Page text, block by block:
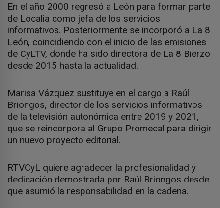
En el año 2000 regresó a León para formar parte
de Localia como jefa de los servicios
informativos. Posteriormente se incorporó a La 8
León, coincidiendo con el inicio de las emisiones
de CyLTV, donde ha sido directora de La 8 Bierzo
desde 2015 hasta la actualidad.
Marisa Vázquez sustituye en el cargo a Raúl
Briongos, director de los servicios informativos
de la televisión autonómica entre 2019 y 2021,
que se reincorpora al Grupo Promecal para dirigir
un nuevo proyecto editorial.
RTVCyL quiere agradecer la profesionalidad y
dedicación demostrada por Raúl Briongos desde
que asumió la responsabilidad en la cadena.